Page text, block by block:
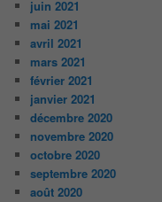
juin 2021
mai 2021
avril 2021
mars 2021
février 2021
janvier 2021
décembre 2020
novembre 2020
octobre 2020
septembre 2020
août 2020